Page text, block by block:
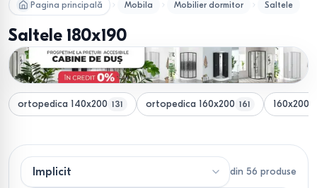
Pagina principală Mobila Mobilier dormitor Saltele
Saltele 180x190
ortopedica 140x200 131 ortopedica 160x200 161 160x200
din 56 produse